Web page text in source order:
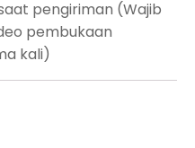
pengiriman (Wajib
pembukaan
kali)